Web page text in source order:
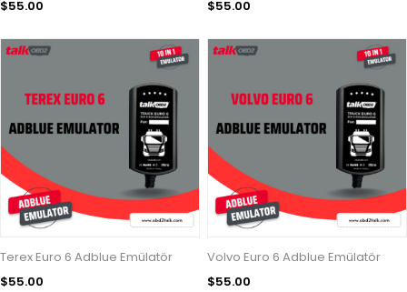
$55.00
$55.00
Terex Euro 6 Adblue Emülatör
$55.00
Volvo Euro 6 Adblue Emülatör
$55.00